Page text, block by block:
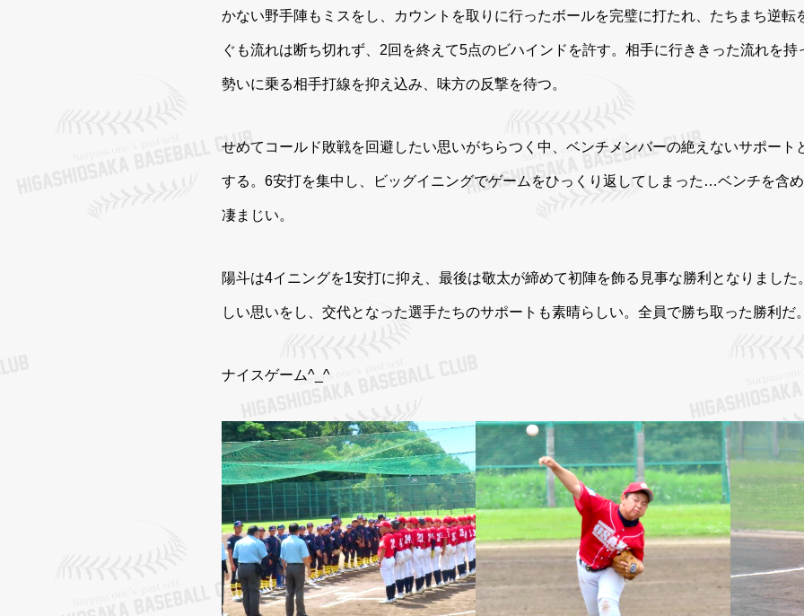
かない野手陣もミスをし、カウントを取りに行ったボールを完璧に打たれ、たちまち逆転
ぐも流れは断ち切れず、2回を終えて5点のビハインドを許す。相手に行ききった流れを
勢いに乗る相手打線を抑え込み、味方の反撃を待つ。
せめてコールド敗戦を回避したい思いがちらつく中、ベンチメンバーの絶えないサポート
する。6安打を集中し、ビッグイニングでゲームをひっくり返してしまった…ベンチを含
凄まじい。
陽斗は4イニングを1安打に抑え、最後は敬太が締めて初陣を飾る見事な勝利となりまし
しい思いをし、交代となった選手たちのサポートも素晴らしい。全員で勝ち取った勝利だ
ナイスゲーム^_^